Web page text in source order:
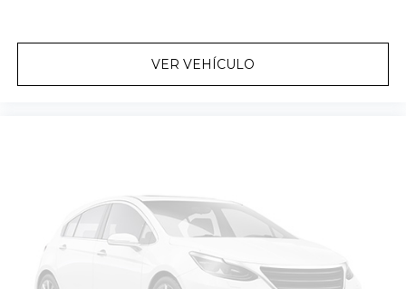
VER VEHÍCULO